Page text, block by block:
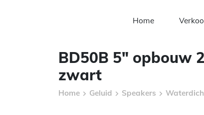
Home
BD50B 5″ opbouw
zwart
Home Geluid Speakers